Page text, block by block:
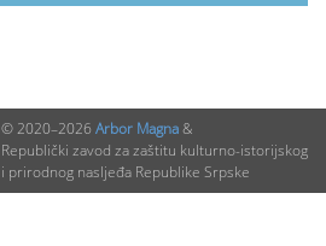
© 2020–2026 Arbor Magna&
Republički zavod za zaštitu kulturno-istorijskog
i prirodnog nasljeđa Republike Srpske